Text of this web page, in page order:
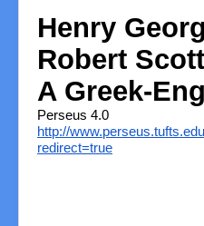
Henry
Robert
A Greek-
Perseus 4.0
http://
redirect=true